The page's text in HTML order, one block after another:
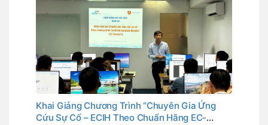
Khai Giảng Chương Trình “Chuyên Gia Ứng
Cứu Sự Cố – ECIH Theo Chuẩn Hãng EC-